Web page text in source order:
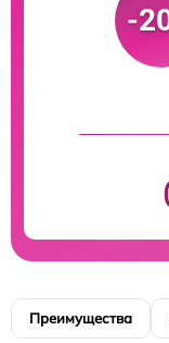
-
Преимущества